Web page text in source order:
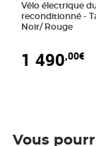
Vélo électrique
reconditionné - Taille normale -
Noir/ Rouge
1 490,00€
Vous